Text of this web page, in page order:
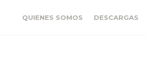
QUIENES SOMOS DESCARGAS